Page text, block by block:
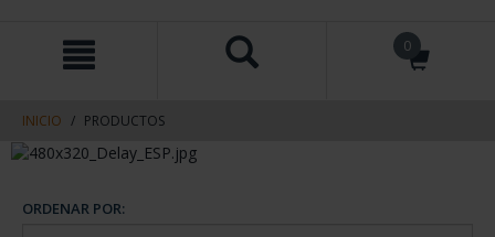
contenido
navegacin
0
INICIO PRODUCTOS
ORDENAR POR: